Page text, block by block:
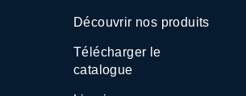
Découvrir nos produits
Télécharger le
catalogue